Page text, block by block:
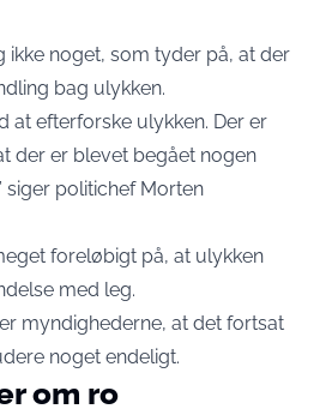
ikke noget, som tyder på, at der
bag ulykken.
at efterforske ulykken. Der er
der er blevet begået nogen
siger politichef Morten
foreløbigt på, at ulykken
med leg.
myndighederne, at det fortsat
noget endeligt.
om ro